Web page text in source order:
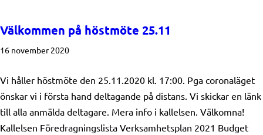
Välkommen på höstmöte 25.11
16 november 2020
Vi håller höstmöte den 25.11.2020 kl. 17:00. Pga coronaläget
önskar vi i första hand deltagande på distans. Vi skickar en länk
till alla anmälda deltagare. Mera info i kallelsen. Välkomna!
Kallelsen Föredragningslista Verksamhetsplan 2021 Budget